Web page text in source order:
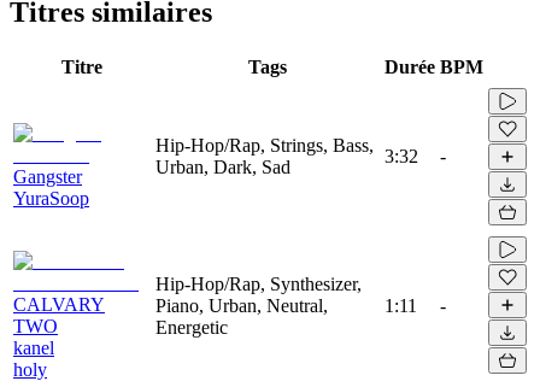
Titres similaires
Titre Tags Durée BPM
Gangster
YuraSoop
Hip-Hop/Rap, Strings, Bass,
Urban, Dark, Sad
3:32 -
CALVARY
TWO
kanel
holy
Hip-Hop/Rap, Synthesizer,
Piano, Urban, Neutral,
Energetic
1:11 -